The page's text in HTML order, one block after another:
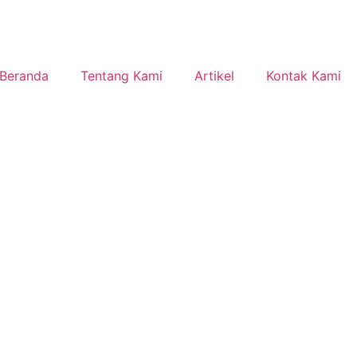
Beranda Tentang Kami Artikel Kontak Kami